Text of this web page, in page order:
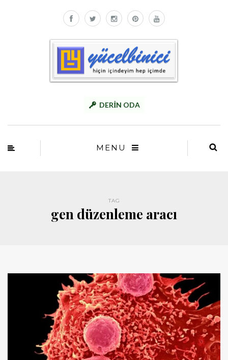
DERİN ODA
MENU
TAG
gen düzenleme aracı